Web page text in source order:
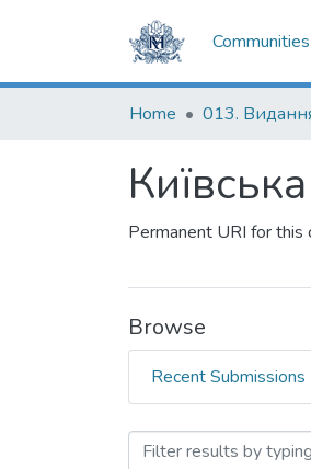
Home 013.
Permanent URI for this
Browse
Recent Submissions
Browsing